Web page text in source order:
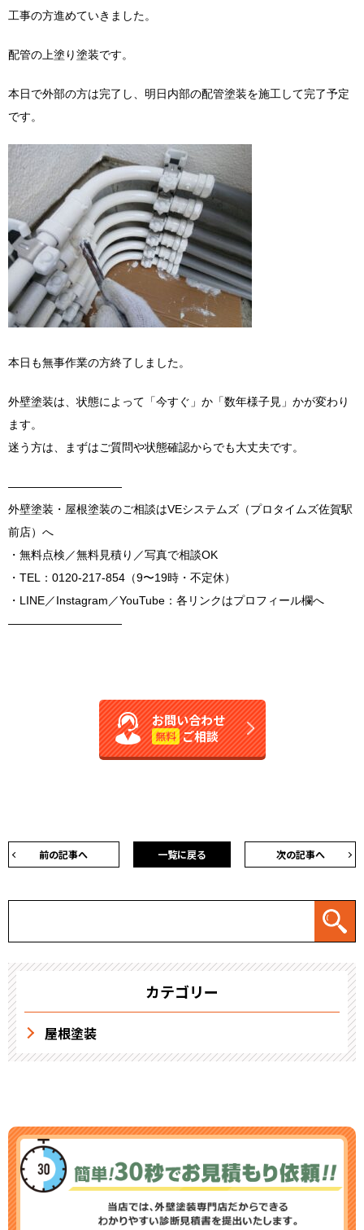
工事の方進めていきました。
配管の上塗り塗装です。
本日で外部の方は完了し、明日内部の配管塗装を施工して完了予定
です。
本日も無事作業の方終了しました。
外壁塗装は、状態によって「今すぐ」か「数年様子見」かが変わり
ます。
迷う方は、まずはご質問や状態確認からでも大丈夫です。
――――――――――
外壁塗装・屋根塗装のご相談はVEシステムズ（プロタイムズ佐賀駅
前店）へ
・無料点検／無料見積り／写真で相談OK
・TEL：0120-217-854（9〜19時・不定休）
・LINE／Instagram／YouTube：各リンクはプロフィール欄へ
――――――――――
お問い合わせ
無料 ご相談
前の記事へ 次の記事へ
一覧に戻る
カテゴリー
屋根塗装